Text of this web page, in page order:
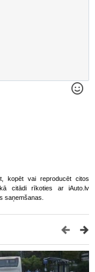
kopēt vai reproducēt citos
citādi rīkoties ar iAuto.lv
saņemšanas.